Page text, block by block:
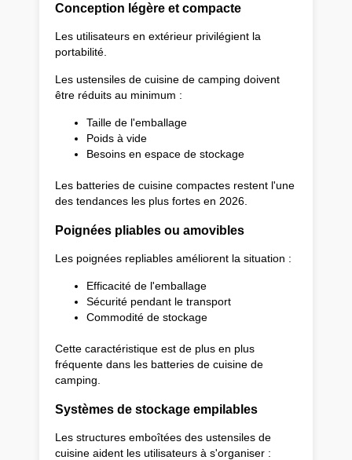
Conception légère et compacte
Les utilisateurs en extérieur privilégient la
portabilité.
Les ustensiles de cuisine de camping doivent
être réduits au minimum :
Taille de l'emballage
Poids à vide
Besoins en espace de stockage
Les batteries de cuisine compactes restent l'une
des tendances les plus fortes en 2026.
Poignées pliables ou amovibles
Les poignées repliables améliorent la situation :
Efficacité de l'emballage
Sécurité pendant le transport
Commodité de stockage
Cette caractéristique est de plus en plus
fréquente dans les batteries de cuisine de
camping.
Systèmes de stockage empilables
Les structures emboîtées des ustensiles de
cuisine aident les utilisateurs à s'organiser :